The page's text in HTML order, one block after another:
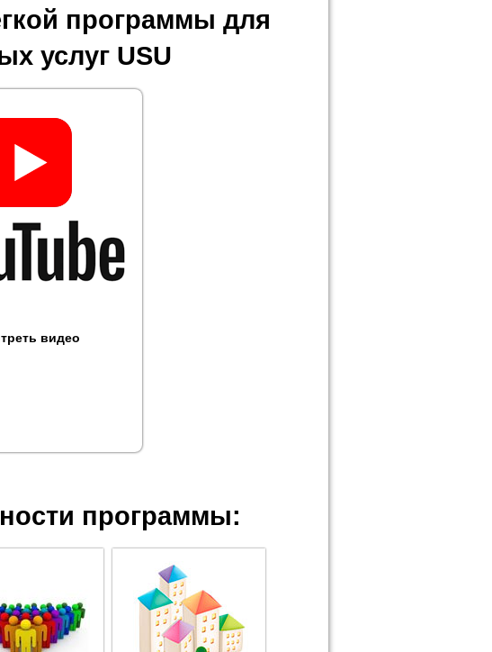
программы для
услуг USU
видео
программы: